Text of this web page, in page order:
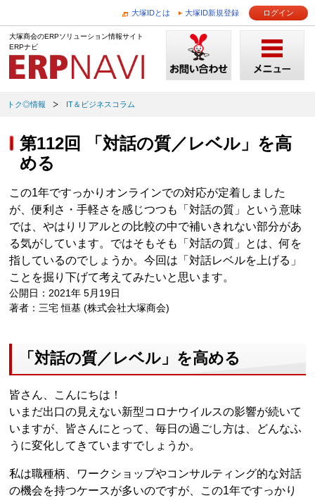
大塚IDとは 大塚ID新規登録 ログイン
大塚商会のERPソリューション情報サイト
ERPナビ
トク◎情報 IT＆ビジネスコラム
第112回 「対話の質／レベル」を高
める
この1年ですっかりオンラインでの対応が定着しました
が、便利さ・手軽さを感じつつも「対話の質」という意味
では、やはりリアルとの比較の中で補いきれない部分があ
る気がしています。ではそもそも「対話の質」とは、何を
指しているのでしょうか。今回は「対話レベルを上げる」
ことを掘り下げて考えてみたいと思います。
公開日：2021年 5月19日
著者：三宅 恒基 (株式会社大塚商会)
「対話の質／レベル」を高める
皆さん、こんにちは！
いまだ出口の見えない新型コロナウイルスの影響が続いて
いますが、皆さんにとって、毎日の過ごし方は、どんなふ
うに変化してきていますでしょうか。
私は職種柄、ワークショップやコンサルティング的な対話
の機会を持つケースが多いのですが、この1年ですっかり